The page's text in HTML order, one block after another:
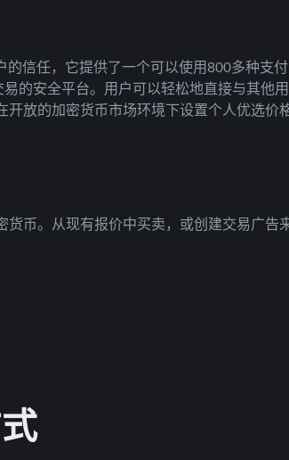
的信任，它提供了一个可以使用800多种支
的安全平台。用户可以轻松地直接与其他用
开放的加密货币市场环境下设置个人优选价
货币。从现有报价中买卖，或创建交易广告